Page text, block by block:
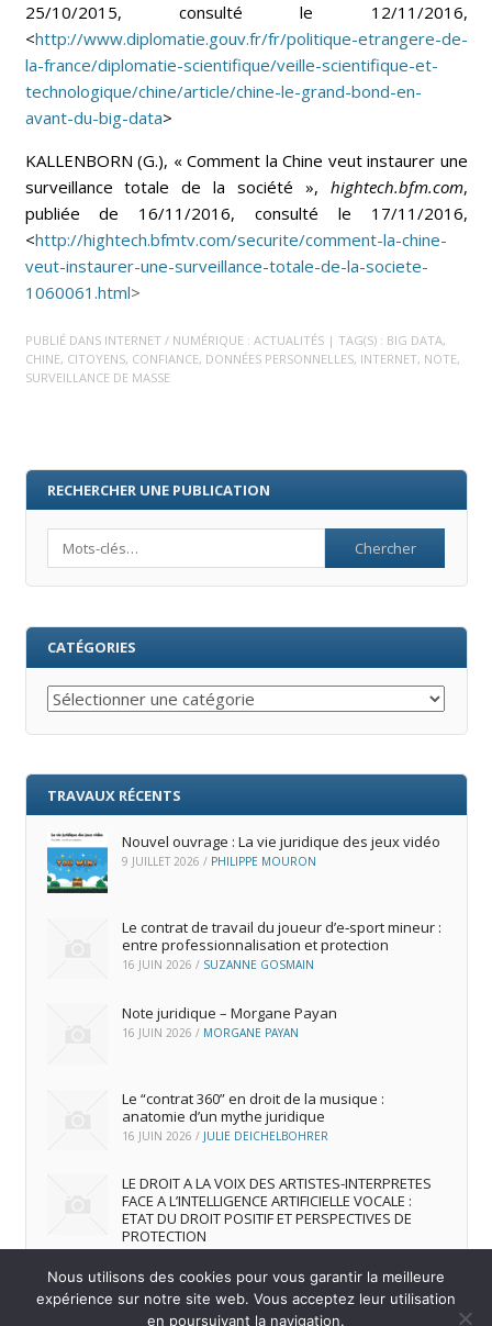
25/10/2015, consulté le 12/11/2016,
<http://www.diplomatie.gouv.fr/fr/politique-etrangere-de-
la-france/diplomatie-scientifique/veille-scientifique-et-
technologique/chine/article/chine-le-grand-bond-en-
avant-du-big-data>
KALLENBORN (G.), « Comment la Chine veut instaurer une
surveillance totale de la société », hightech.bfm.com,
publiée de 16/11/2016, consulté le 17/11/2016,
<http://hightech.bfmtv.com/securite/comment-la-chine-
veut-instaurer-une-surveillance-totale-de-la-societe-
1060061.html>
PUBLIÉ DANS INTERNET / NUMÉRIQUE : ACTUALITÉS | TAG(S) : BIG DATA,
CHINE, CITOYENS, CONFIANCE, DONNÉES PERSONNELLES, INTERNET, NOTE,
SURVEILLANCE DE MASSE
RECHERCHER UNE PUBLICATION
CATÉGORIES
Catégories
TRAVAUX RÉCENTS
Nouvel ouvrage : La vie juridique des jeux vidéo
9 JUILLET 2026 / PHILIPPE MOURON
Le contrat de travail du joueur d’e‑sport mineur :
entre professionnalisation et protection
16 JUIN 2026 / SUZANNE GOSMAIN
Note juridique – Morgane Payan
16 JUIN 2026 / MORGANE PAYAN
Le “contrat 360” en droit de la musique :
anatomie d’un mythe juridique
16 JUIN 2026 / JULIE DEICHELBOHRER
LE DROIT A LA VOIX DES ARTISTES-INTERPRETES
FACE A L’INTELLIGENCE ARTIFICIELLE VOCALE :
ETAT DU DROIT POSITIF ET PERSPECTIVES DE
PROTECTION
Nous utilisons des cookies pour vous garantir la meilleure
expérience sur notre site web. Vous acceptez leur utilisation
en poursuivant la navigation.